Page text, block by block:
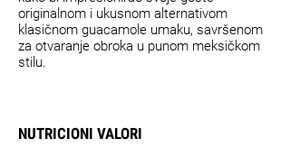
originalnom i ukusnom alternativom
klasičnom guacamole umaku, savršenom
za otvaranje obroka u punom meksičkom
stilu.
NUTRICIONI VALORI